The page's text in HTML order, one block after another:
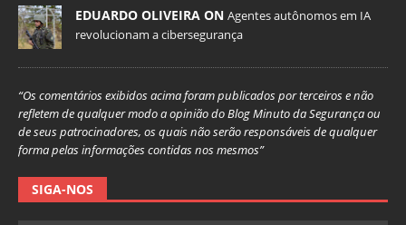
EDUARDO OLIVEIRA ON Agentes autônomos em IA
revolucionam a cibersegurança
“Os comentários exibidos acima foram publicados por terceiros e não
refletem de qualquer modo a opinião do Blog Minuto da Segurança ou
de seus patrocinadores, os quais não serão responsáveis de qualquer
forma pelas informações contidas nos mesmos”
SIGA-NOS